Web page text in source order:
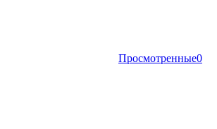
Просмотренные0